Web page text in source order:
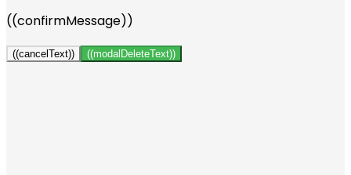
((confirmMessage))
((cancelText)) ((modalDeleteText))